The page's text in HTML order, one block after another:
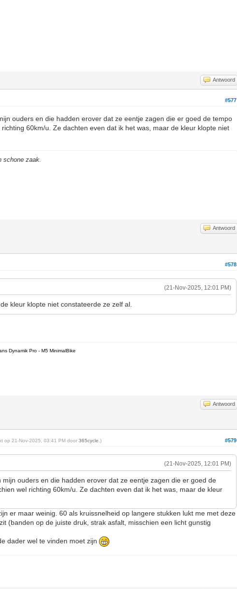
Antwoord
#577
ouders en die hadden erover dat ze eentje zagen die er goed de tempo
60km/u. Ze dachten even dat ik het was, maar de kleur klopte niet
schone zaak.
Antwoord
#578
(21-Nov-2025, 12:01 PM)
kleur klopte niet constateerde ze zelf al.
Dynamik Pro - M5 MinimalBike
Antwoord
#579
op 21-Nov-2025, 03:41 PM door365cycle .)
(21-Nov-2025, 12:01 PM)
ouders en die hadden erover dat ze eentje zagen die er goed de
wel richting 60km/u. Ze dachten even dat ik het was, maar de kleur
er maar weinig. 60 als kruissnelheid op langere stukken lukt me met deze
(banden op de juiste druk, strak asfalt, misschien een licht gunstig
dader wel te vinden moet zijn